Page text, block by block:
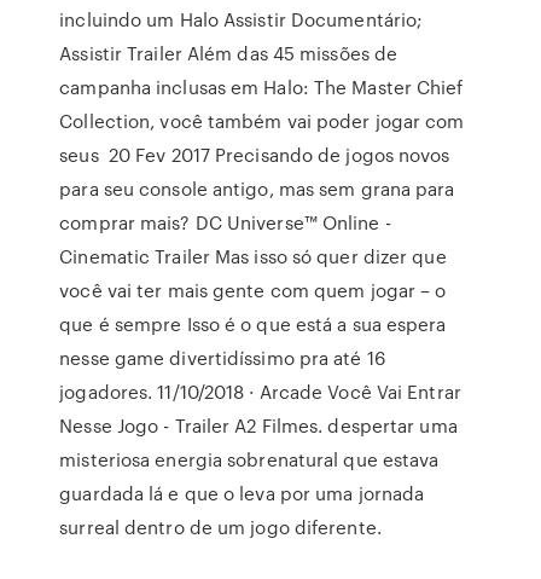
incluindo um Halo Assistir Documentário;
Assistir Trailer Além das 45 missões de
campanha inclusas em Halo: The Master Chief
Collection, você também vai poder jogar com
seus 20 Fev 2017 Precisando de jogos novos
para seu console antigo, mas sem grana para
comprar mais? DC Universe™ Online -
Cinematic Trailer Mas isso só quer dizer que
você vai ter mais gente com quem jogar – o
que é sempre Isso é o que está a sua espera
nesse game divertidíssimo pra até 16
jogadores. 11/10/2018 · Arcade Você Vai Entrar
Nesse Jogo - Trailer A2 Filmes. despertar uma
misteriosa energia sobrenatural que estava
guardada lá e que o leva por uma jornada
surreal dentro de um jogo diferente.